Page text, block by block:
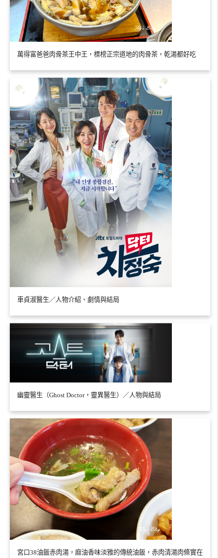
萬得富爸爸肉骨茶王中王，標榜正宗道地的肉骨茶，乾湯都好吃
車貞淑醫生／人物介紹、劇情與結局
幽靈醫生（Ghost Doctor，靈異醫生）／人物與結局
宮口38油飯赤肉湯，麻油香味淡雅的傳統油飯，赤肉清湯肉條實在